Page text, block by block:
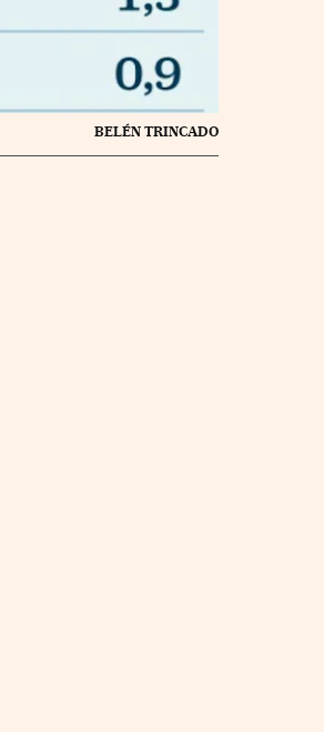
BELÉN TRINCADO